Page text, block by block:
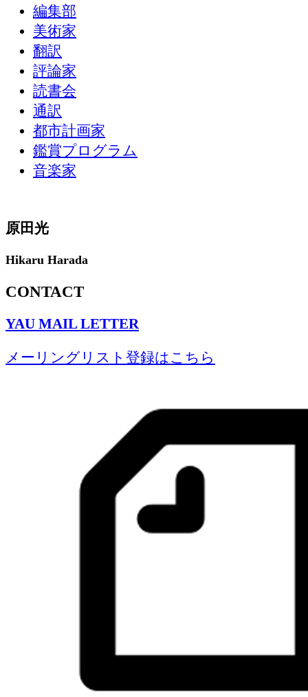
編集部
美術家
翻訳
評論家
読書会
通訳
都市計画家
鑑賞プログラム
音楽家
原田光
Hikaru Harada
CONTACT
YAU MAIL LETTER
メーリングリスト登録はこちら